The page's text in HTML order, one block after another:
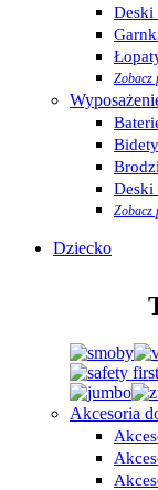
Deski
Zobacz
Bidety
Deski
Zobacz
Dziecko
Akcesoria